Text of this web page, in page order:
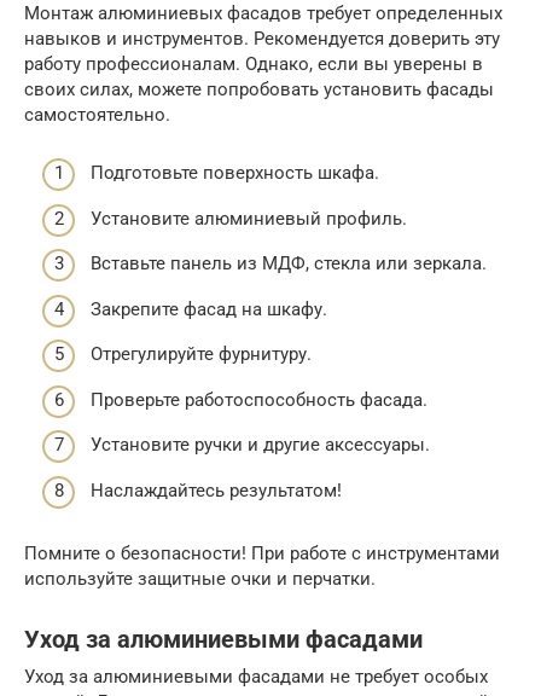
Монтаж алюминиевых фасадов требует определенных
навыков и инструментов. Рекомендуется доверить эту
работу профессионалам. Однако, если вы уверены в
своих силах, можете попробовать установить фасады
самостоятельно.
Подготовьте поверхность шкафа.
Установите алюминиевый профиль.
Вставьте панель из МДФ, стекла или зеркала.
Закрепите фасад на шкафу.
Отрегулируйте фурнитуру.
Проверьте работоспособность фасада.
Установите ручки и другие аксессуары.
Наслаждайтесь результатом!
Помните о безопасности! При работе с инструментами
используйте защитные очки и перчатки.
Уход за алюминиевыми фасадами
Уход за алюминиевыми фасадами не требует особых